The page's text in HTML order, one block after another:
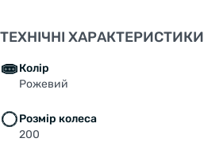
ТЕХНІЧНІ ХАРАКТЕРИСТИКИ
Колір
Рожевий
Розмір колеса
200